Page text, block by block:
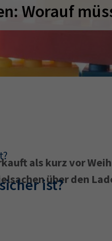
auch aus den
Worauf
als kurz vor
über den
ist?